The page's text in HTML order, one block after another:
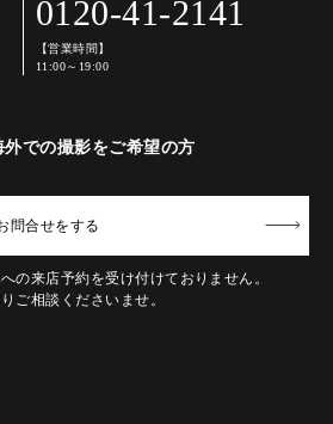
0120-41-2141
【営業時間】
11:00～19:00
外での撮影をご希望の方
問合せをする
の来店予約を受け付けておりません。
ご相談くださいませ。